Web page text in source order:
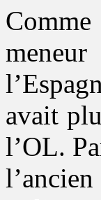
avait
l’OL.